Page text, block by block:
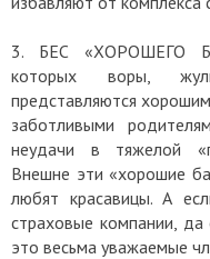
3. БЕС «ХОРОШЕГО
которых воры,
представляются
заботливыми
неудачи в тяжелой
Внешне эти «хорошие
любят красавицы. А
страховые компании,
это весьма уважаемые